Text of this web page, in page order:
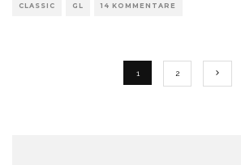
CLASSIC GL 14 KOMMENTARE
1 2